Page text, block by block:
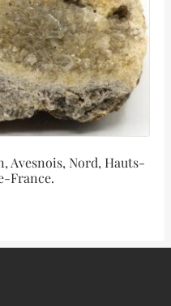
Avesnois, Nord, Hauts-
France.